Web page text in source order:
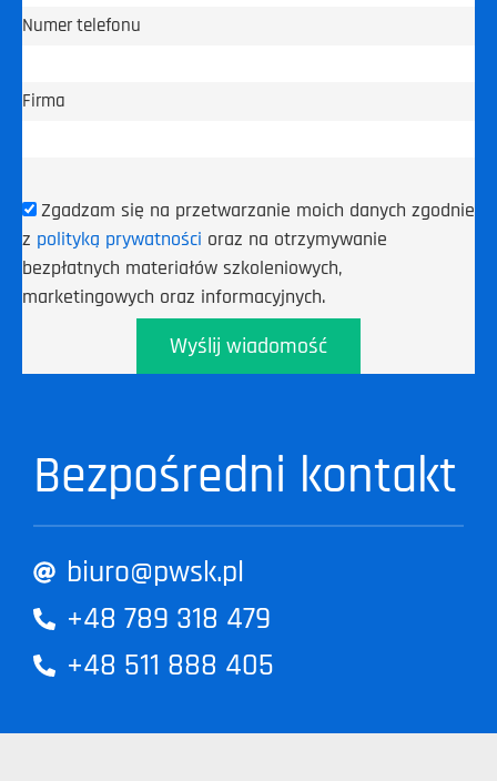
Numer telefonu
Firma
Zgadzam się na przetwarzanie moich danych zgodnie
z polityką prywatności oraz na otrzymywanie
bezpłatnych materiałów szkoleniowych,
marketingowych oraz informacyjnych.
Wyślij wiadomość
Bezpośredni kontakt
biuro@pwsk.pl
+48 789 318 479
+48 511 888 405